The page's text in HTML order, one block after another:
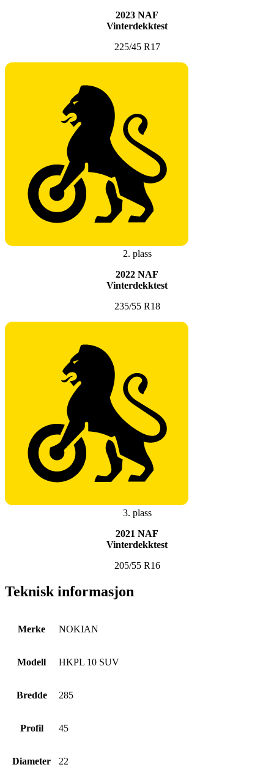
2023 NAF
Vinterdekktest
225/45 R17
2. plass
2022 NAF
Vinterdekktest
235/55 R18
3. plass
2021 NAF
Vinterdekktest
205/55 R16
Teknisk informasjon
Merke NOKIAN
Modell HKPL 10 SUV
Bredde 285
Profil 45
Diameter 22